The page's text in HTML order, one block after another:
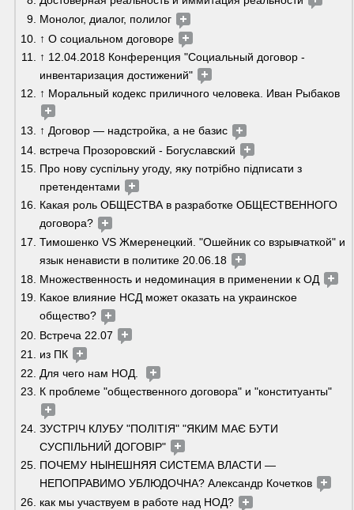
Монолог, диалог, полилог
↑ О социальном договоре
↑ 12.04.2018 Конференция "Социальный договор -
инвентаризация достижений"
↑ Моральный кодекс приличного человека. Иван Рыбаков
↑ Договор — надстройка, а не базис
встреча Прозоровский - Богуславский
Про нову суспільну угоду, яку потрібно підписати з
претендентами
Какая роль ОБЩЕСТВА в разработке ОБЩЕСТВЕННОГО
договора?
Тимошенко VS Жмеренецкий. "Ошейник со взрывчаткой" и
язык ненависти в политике 20.06.18
Множественность и недоминация в применении к ОД
Какое влияние НСД может оказать на украинское
общество?
Встреча 22.07
из ПК
Для чего нам НОД.
К проблеме "общественного договора" и "конституанты"
ЗУСТРІЧ КЛУБУ "ПОЛІТІЯ" "ЯКИМ МАЄ БУТИ
СУСПІЛЬНИЙ ДОГОВІР"
ПОЧЕМУ НЫНЕШНЯЯ СИСТЕМА ВЛАСТИ —
НЕПОПРАВИМО УБЛЮДОЧНА? Александр Кочетков
как мы участвуем в работе над НОД?